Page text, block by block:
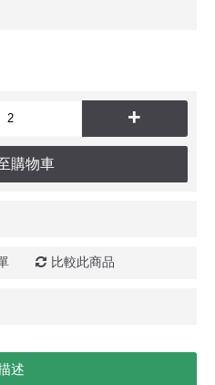
+
購物車
比較此商品
述